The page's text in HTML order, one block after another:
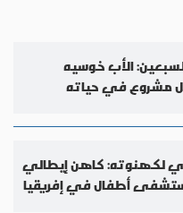
الأب خوسيه
مشروع في حياته
لكهنوته: كاهن إيطالي